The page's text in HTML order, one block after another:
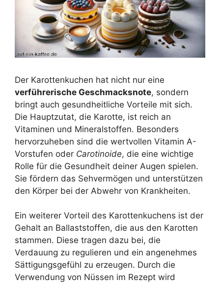
Der Karottenkuchen hat nicht nur eine
verführerische Geschmacksnote, sondern
bringt auch gesundheitliche Vorteile mit sich.
Die Hauptzutat, die Karotte, ist reich an
Vitaminen und Mineralstoffen. Besonders
hervorzuheben sind die wertvollen Vitamin A-
Vorstufen oder Carotinoide, die eine wichtige
Rolle für die Gesundheit deiner Augen spielen.
Sie fördern das Sehvermögen und unterstützen
den Körper bei der Abwehr von Krankheiten.
Ein weiterer Vorteil des Karottenkuchens ist der
Gehalt an Ballaststoffen, die aus den Karotten
stammen. Diese tragen dazu bei, die
Verdauung zu regulieren und ein angenehmes
Sättigungsgefühl zu erzeugen. Durch die
Verwendung von Nüssen im Rezept wird